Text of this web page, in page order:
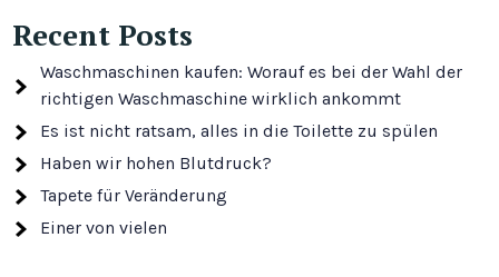
Recent Posts
Waschmaschinen kaufen: Worauf es bei der Wahl der
richtigen Waschmaschine wirklich ankommt
Es ist nicht ratsam, alles in die Toilette zu spülen
Haben wir hohen Blutdruck?
Tapete für Veränderung
Einer von vielen